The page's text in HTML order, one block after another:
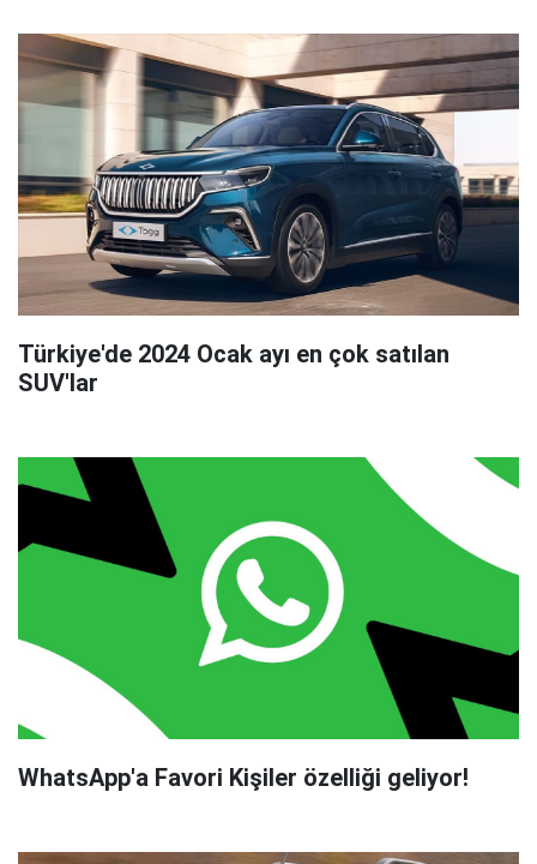
Türkiye'de 2024 Ocak ayı en çok satılan
SUV'lar
WhatsApp'a Favori Kişiler özelliği geliyor!